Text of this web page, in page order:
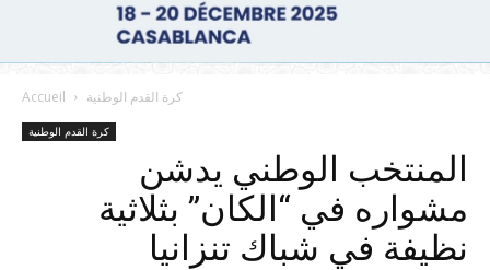
Accueil كرة القدم الوطنية
كرة القدم الوطنية
المنتخب الوطني يدشن
مشواره في “الكان” بثلاثية
نظيفة في شباك تنزانيا